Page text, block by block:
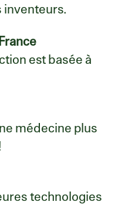
inventeurs.
est basée à
médecine plus
technologies